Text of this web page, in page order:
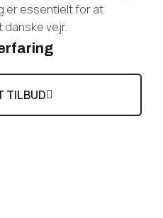
er essentielt for at
vejr.
TILBUD